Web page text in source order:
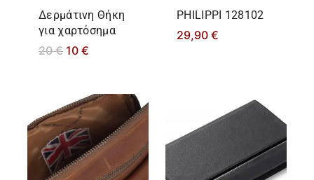
Δερμάτινη Θήκη
για χαρτόσημα
20€ 10 €
PHILIPPΙ 128102
29,90 €